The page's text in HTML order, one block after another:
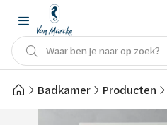
Waar ben je naar op zoek?
Badkamer Producten